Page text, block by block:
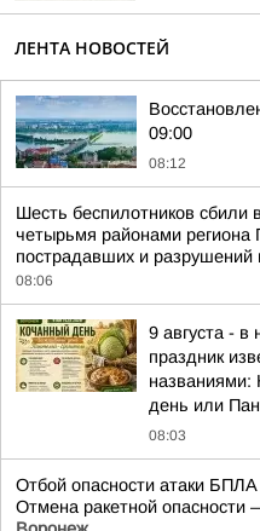
ЛЕНТА НОВОСТЕЙ
09:00
08:12
Шесть беспилотников
четырьмя районами
пострадавших и разрушений
08:06
9 августа - в
праздник
день или
08:03
Отбой опасности атаки
Отмена ракетной опасности